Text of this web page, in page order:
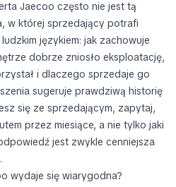
Jaecoo często nie jest tą
w której sprzedający potrafi
językiem: jak zachowuje
dobrze zniosło eksploatację,
i dlaczego sprzedaje go
sugeruje prawdziwą historię
się ze sprzedającym, zapytaj,
przez miesiące, a nie tylko jaki
jest zwykle cenniejsza
wydaje się wiarygodna?